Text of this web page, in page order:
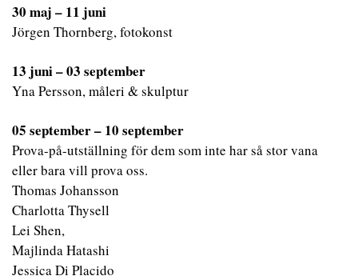
30 maj – 11 juni
Jörgen Thornberg, fotokonst
13 juni – 03 september
Yna Persson, måleri & skulptur
05 september – 10 september
Prova-på-utställning för dem som inte har så stor vana
eller bara vill prova oss.
Thomas Johansson
Charlotta Thysell
Lei Shen,
Majlinda Hatashi
Jessica Di Placido